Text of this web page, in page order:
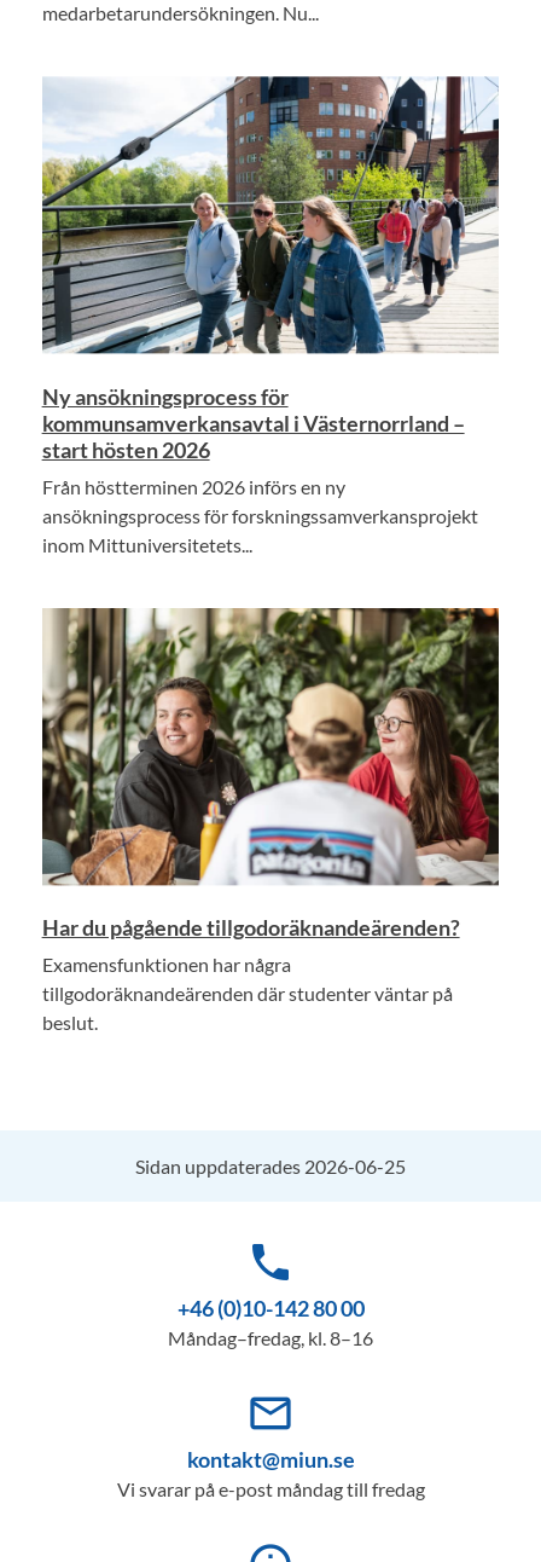
medarbetarundersökningen. Nu...
Ny ansökningsprocess för
kommunsamverkansavtal i Västernorrland –
start hösten 2026
Från höstterminen 2026 införs en ny
ansökningsprocess för forskningssamverkansprojekt
inom Mittuniversitetets...
Har du pågående tillgodoräknandeärenden?
Examensfunktionen har några
tillgodoräknandeärenden där studenter väntar på
beslut.
Sidan uppdaterades 2026-06-25
phone
+46 (0)10-142 80 00
Måndag–fredag, kl. 8–16
mail_outline
kontakt@miun.se
Vi svarar på e-post måndag till fredag